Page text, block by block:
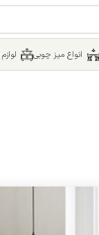
انواع میز چوبی